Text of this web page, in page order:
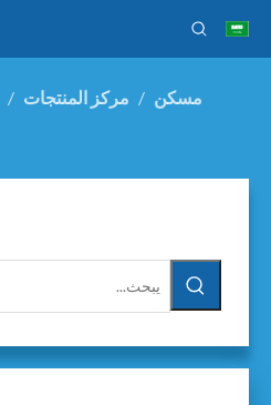
مسكن / مركز المنتجات /